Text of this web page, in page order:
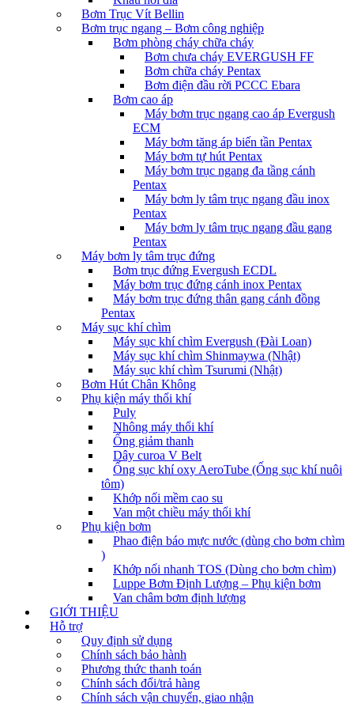
Bơm Trục Vít Bellin
Bơm trục ngang – Bơm công nghiệp
Bơm phòng cháy chữa cháy
Bơm chưa cháy EVERGUSH FF
Bơm chữa cháy Pentax
Bơm điện đầu rời PCCC Ebara
Bơm cao áp
Máy bơm trục ngang cao áp Evergush
ECM
Máy bơm tăng áp biến tần Pentax
Máy bơm tự hút Pentax
Máy bơm trục ngang đa tầng cánh
Pentax
Máy bơm ly tâm trục ngang đầu inox
Pentax
Máy bơm ly tâm trục ngang đầu gang
Pentax
Máy bơm ly tâm trục đứng
Bơm trục đứng Evergush ECDL
Máy bơm trục đứng cánh inox Pentax
Máy bơm trục đứng thân gang cánh đồng
Pentax
Máy sục khí chìm
Máy sục khí chìm Evergush (Đài Loan)
Máy sục khí chìm Shinmaywa (Nhật)
Máy sục khí chìm Tsurumi (Nhật)
Bơm Hút Chân Không
Phụ kiện máy thổi khí
Puly
Nhông máy thổi khí
Ống giảm thanh
Dây curoa V Belt
Ống sục khí oxy AeroTube (Ống sục khí nuôi
tôm)
Khớp nối mềm cao su
Van một chiều máy thổi khí
Phụ kiện bơm
Phao điện báo mực nước (dùng cho bơm chìm
)
Khớp nối nhanh TOS (Dùng cho bơm chìm)
Luppe Bơm Định Lượng – Phụ kiện bơm
Van châm bơm định lượng
GIỚI THIỆU
Hỗ trợ
Quy định sử dụng
Chính sách bảo hành
Phương thức thanh toán
Chính sách đổi/trả hàng
Chính sách vận chuyển, giao nhận